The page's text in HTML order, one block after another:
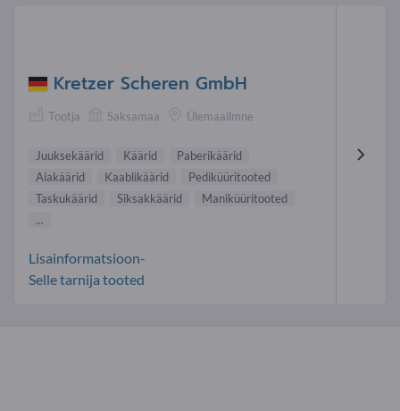
Kretzer Scheren GmbH
Tootja Saksamaa Ülemaailmne
Juuksekäärid Käärid
Paberikäärid
Aiakäärid
Kaablikäärid
Pediküüritooted
Taskukäärid
Siksakkäärid
Maniküüritooted
...
Lisainformatsioon-
Selle tarnija tooted